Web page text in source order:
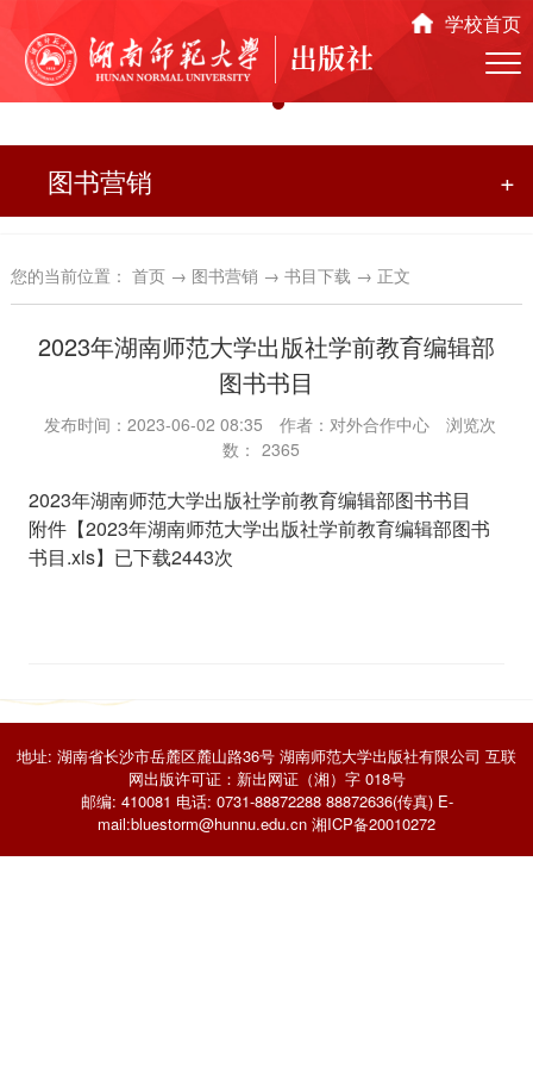
学校首页
图书营销 +
您的当前位置： 首页→ 图书营销 → 书目下载 → 正文
2023年湖南师范大学出版社学前教育编辑部
图书书目
发布时间：2023-06-02 08:35 作者：对外合作中心
浏览次
数： 2365
2023年湖南师范大学出版社学前教育编辑部图书书目
附件【2023年湖南师范大学出版社学前教育编辑部图书
书目.xls】已下载2443次
地址: 湖南省长沙市岳麓区麓山路36号 湖南师范大学出版社有限公司 互联
网出版许可证：新出网证（湘）字 018号
邮编: 410081 电话: 0731-88872288 88872636(传真) E-
mail:bluestorm@hunnu.edu.cn 湘ICP备20010272